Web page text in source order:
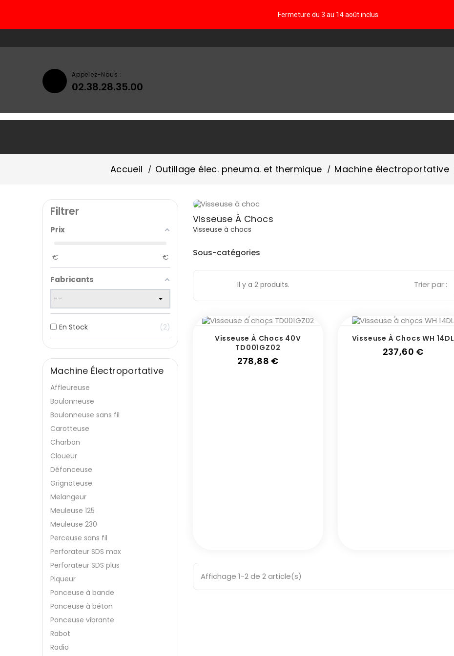
Fermeture du 3 au 14 août inclus
Appelez-Nous :
02.38.28.35.00
Accueil Outillage élec. pneuma. et thermique Machine électroportative
Filtrer
Prix
€ €
Fabricants
En Stock 2
Machine Électroportative
Affleureuse
Boulonneuse
Boulonneuse sans fil
Carotteuse
Charbon
Cloueur
Défonceuse
Grignoteuse
Melangeur
Meuleuse 125
Meuleuse 230
Perceuse sans fil
Perforateur SDS max
Perforateur SDS plus
Piqueur
Ponceuse à bande
Ponceuse à béton
Ponceuse vibrante
Rabot
Radio
Visseuse À Chocs
Visseuse à chocs
Sous-catégories
Il y a 2 produits. Trier par :
Visseuse À Chocs 40V
TD001GZ02
278,88 €Prix
Visseuse À Chocs WH 14DL
237,60 €Prix
Affichage 1-2 de 2 article(s)